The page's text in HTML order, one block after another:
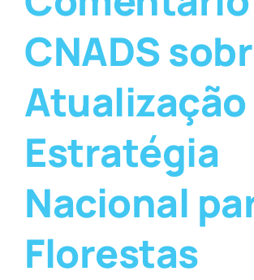
CNADS
Atualização
Estratégia
Nacional
Florestas